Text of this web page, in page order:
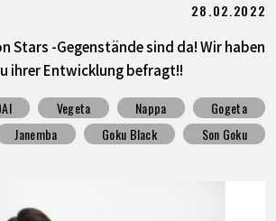
28.02.2022
Stars -Gegenstände sind da! Wir haben
ihrer Entwicklung befragt!!
Vegeta Nappa
Gogeta
Janemba
Goku Black Son Goku